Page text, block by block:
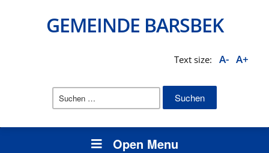
GEMEINDE BARSBEK
Text size: A- A+
Suchen
Open Menu